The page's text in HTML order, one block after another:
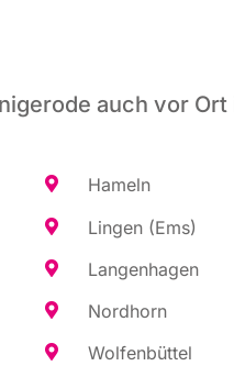
auch vor
Hameln
Lin­gen (Ems)
Lan­gen­ha­gen
Nord­horn
Wol­fen­büt­tel